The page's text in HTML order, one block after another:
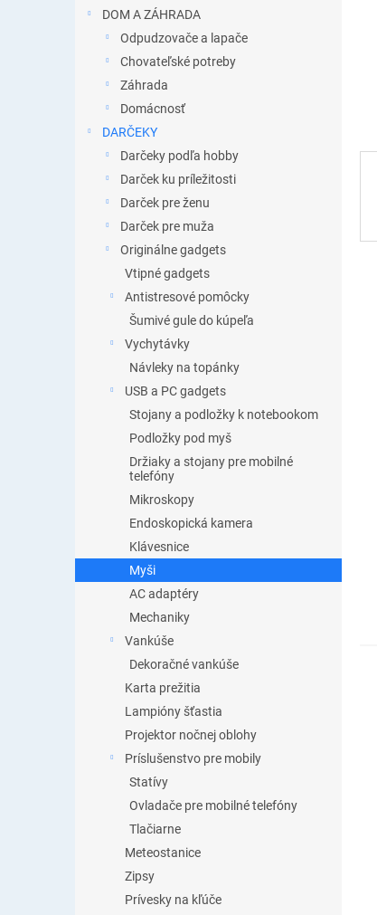
DOM A ZÁHRADA
Odpudzovače a lapače
Chovateľské potreby
Záhrada
Domácnosť
DARČEKY
Darčeky podľa hobby
Darček ku príležitosti
Darček pre ženu
Darček pre muža
Originálne gadgets
Vtipné gadgets
Antistresové pomôcky
Šumivé gule do kúpeľa
Vychytávky
Návleky na topánky
USB a PC gadgets
Stojany a podložky k notebookom
Podložky pod myš
Držiaky a stojany pre mobilné
telefóny
Mikroskopy
Endoskopická kamera
Klávesnice
Myši
AC adaptéry
Mechaniky
Vankúše
Dekoračné vankúše
Karta prežitia
Lampióny šťastia
Projektor nočnej oblohy
Príslušenstvo pre mobily
Statívy
Ovladače pre mobilné telefóny
Tlačiarne
Meteostanice
Zipsy
Prívesky na kľúče